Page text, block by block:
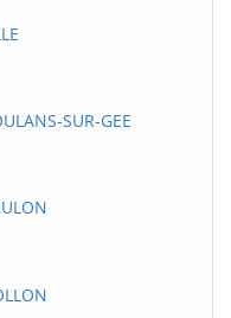
SUR-GEE